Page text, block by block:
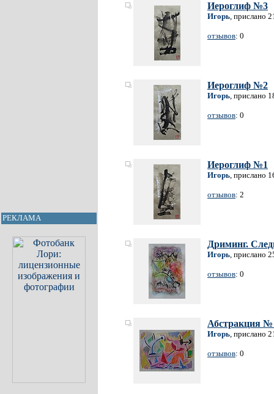
РЕКЛАМА
Иероглиф №3
Игорь, прислано
отзывов: 0
Иероглиф №2
Игорь, прислано
отзывов: 0
Иероглиф №1
Игорь, прислано
отзывов: 2
Дриминг.
Игорь, прислано
отзывов: 0
Абстракция №
Игорь, прислано
отзывов: 0